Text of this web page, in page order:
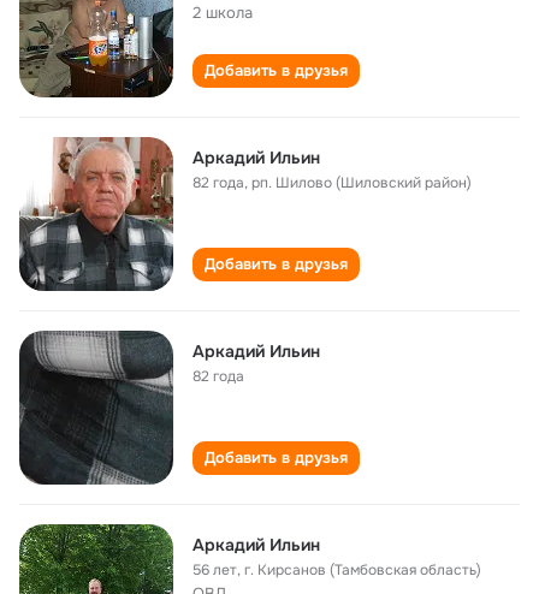
2 школа
Добавить в друзья
Аркадий Ильин
82 года,рп. Шилово (Шиловский район)
Добавить в друзья
Аркадий Ильин
82 года
Добавить в друзья
Аркадий Ильин
56 лет,г. Кирсанов (Тамбовская область)